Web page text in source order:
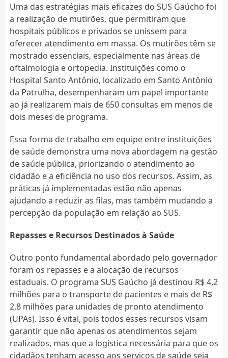
Uma das estratégias mais eficazes do SUS Gaúcho foi
a realização de mutirões, que permitiram que
hospitais públicos e privados se unissem para
oferecer atendimento em massa. Os mutirões têm se
mostrado essenciais, especialmente nas áreas de
oftalmologia e ortopedia. Instituições como o
Hospital Santo Antônio, localizado em Santo Antônio
da Patrulha, desempenharam um papel importante
ao já realizarem mais de 650 consultas em menos de
dois meses de programa.
Essa forma de trabalho em equipe entre instituições
de saúde demonstra uma nova abordagem na gestão
de saúde pública, priorizando o atendimento ao
cidadão e a eficiência no uso dos recursos. Assim, as
práticas já implementadas estão não apenas
ajudando a reduzir as filas, mas também mudando a
percepção da população em relação ao SUS.
Repasses e Recursos Destinados à Saúde
Outro ponto fundamental abordado pelo governador
foram os repasses e a alocação de recursos
estaduais. O programa SUS Gaúcho já destinou R$ 4,2
milhões para o transporte de pacientes e mais de R$
2,8 milhões para unidades de pronto atendimento
(UPAs). Isso é vital, pois todos esses recursos visam
garantir que não apenas os atendimentos sejam
realizados, mas que a logística necessária para que os
cidadãos tenham acesso aos serviços de saúde seja